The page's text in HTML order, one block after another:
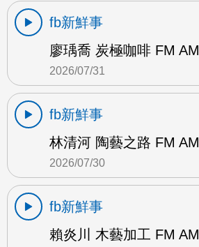
fb新鮮事
廖瑀喬 炭極咖啡 FM AM
2026/07/31
fb新鮮事
林清河 陶藝之路 FM AM
2026/07/30
fb新鮮事
賴炎川 木藝加工 FM AM